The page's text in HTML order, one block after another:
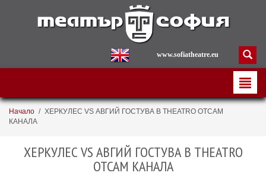
www.sofiatheatre.eu
Начало / ХЕРКУЛЕС VS АВГИЙ ГОСТУВА В THEATRO ОТСАМ
КАНАЛА
ХЕРКУЛЕС VS АВГИЙ ГОСТУВА В THEATRO
ОТСАМ КАНАЛА